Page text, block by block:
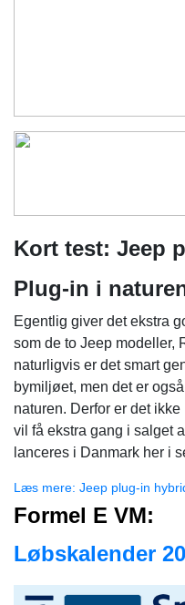
Kort test: Jeep
Plug-in i
Egentlig giver det ekstra
som de to Jeep modeller,
naturligvis er det smart
bymiljøet, men det er
naturen. Derfor er det
vil få ekstra gang i salget
lanceres i Danmark her i
Læs mere: Jeep plug-in
Formel E VM:
Løbskalender